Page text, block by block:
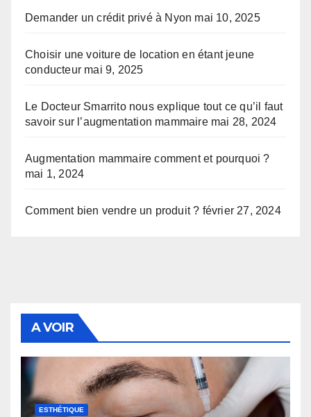
Demander un crédit privé à Nyon mai 10, 2025
Choisir une voiture de location en étant jeune
conducteur mai 9, 2025
Le Docteur Smarrito nous explique tout ce qu’il faut
savoir sur l’augmentation mammaire mai 28, 2024
Augmentation mammaire comment et pourquoi ?
mai 1, 2024
Comment bien vendre un produit ? février 27, 2024
A VOIR
ESTHÉTIQUE